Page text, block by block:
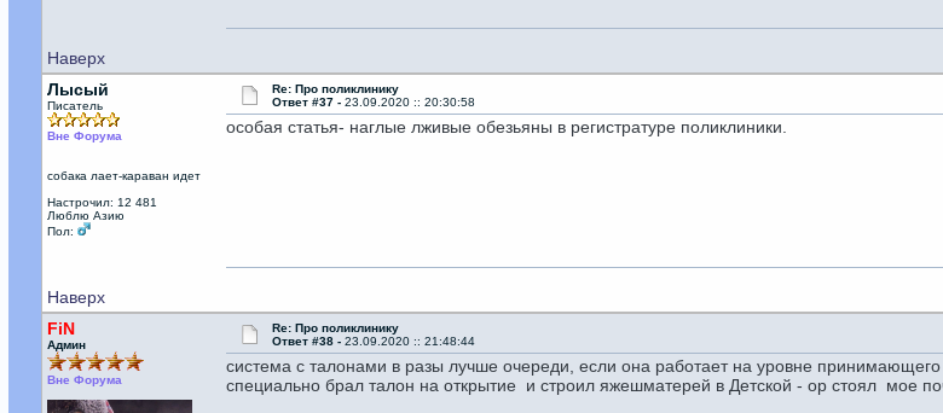
Наверх
Лысый
Писатель
Вне Форума
собака лает-караван идет
Настрочил: 12 481
Люблю Азию
Пол:
Re: Про поликлинику
Ответ #37 - 23.09.2020 :: 20:30:58
особая статья- наглые лживые обезьяны в регистратуре поликлиники.
Наверх
FiN
Админ
Вне Форума
Re: Про поликлинику
Ответ #38 - 23.09.2020 :: 21:48:44
система с талонами в разы лучше очереди, если она работает на уровне
специально брал талон на открытие и строил яжешматерей в Детской - ор стоял мое